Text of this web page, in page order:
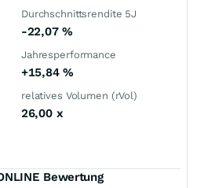
Durchschnittsrendite 5J
-22,07 %
Jahresperformance
+15,84 %
relatives Volumen (rVol)
26,00 x
Bewertung